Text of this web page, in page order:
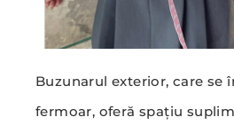
Buzunarul exterior, care se
fermoar, oferă spațiu